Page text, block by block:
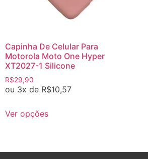
Capinha De Celular Para
Motorola Moto One Hyper
XT2027-1 Silicone
R$29,90
ou 3x de R$10,57
Ver opções